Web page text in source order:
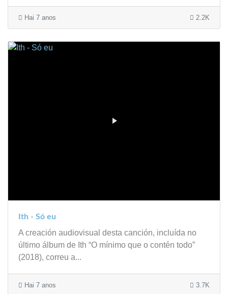
Hai 7 anos 2.2K
Ith - Só eu
A creación audiovisual desta canción, incluída no
último álbum de Ith “O mínimo que o contén todo”
(2018), correu a...
Hai 7 anos 3.7K